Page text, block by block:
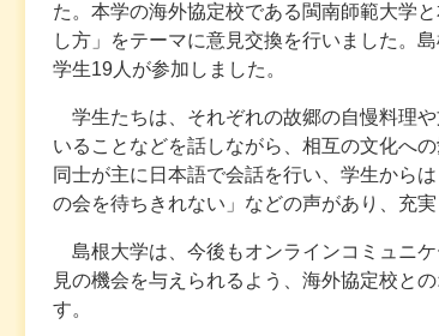
た。本学の海外協定校である閩南師範大学
し方」をテーマに意見交換を行いました。
学生19人が参加しました。
学生たちは、それぞれの故郷の自慢料理
いることなどを話しながら、相互の文化へ
同士が主に日本語で会話を行い、学生から
の会を待ちきれない」などの声があり、充実
島根大学は、今後もオンラインコミュニ
見の機会を与えられるよう、海外協定校と
す。